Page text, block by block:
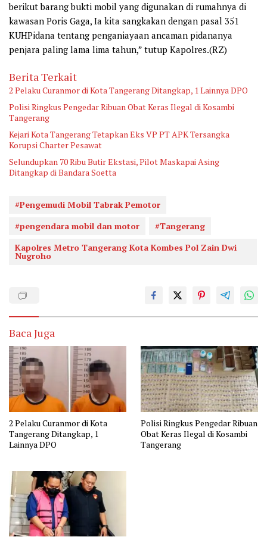
berikut barang bukti mobil yang digunakan di rumahnya di
kawasan Poris Gaga, Ia kita sangkakan dengan pasal 351
KUHPidana tentang penganiayaan ancaman pidananya
penjara paling lama lima tahun,” tutup Kapolres.(RZ)
Berita Terkait
2 Pelaku Curanmor di Kota Tangerang Ditangkap, 1 Lainnya DPO
Polisi Ringkus Pengedar Ribuan Obat Keras Ilegal di Kosambi
Tangerang
Kejari Kota Tangerang Tetapkan Eks VP PT APK Tersangka
Korupsi Charter Pesawat
Selundupkan 70 Ribu Butir Ekstasi, Pilot Maskapai Asing
Ditangkap di Bandara Soetta
#Pengemudi Mobil Tabrak Pemotor
#pengendara mobil dan motor
#Tangerang
Kapolres Metro Tangerang Kota Kombes Pol Zain Dwi
Nugroho
Baca Juga
2 Pelaku Curanmor di Kota
Tangerang Ditangkap, 1
Lainnya DPO
Polisi Ringkus Pengedar Ribuan
Obat Keras Ilegal di Kosambi
Tangerang